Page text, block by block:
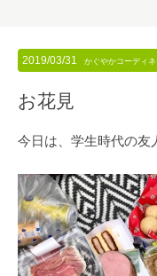
2019/03/31 かぐやかコーディ
お花見
今日は、学生時代の友